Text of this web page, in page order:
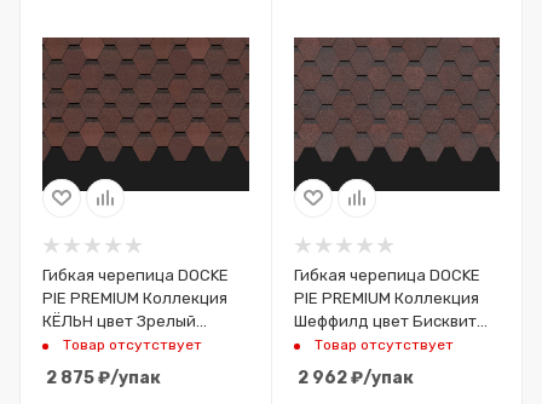
Гибкая черепица DOCKE
PIE PREMIUM Коллекция
КЁЛЬН цвет Зрелый
каштан 3м2
Товар отсутствует
2 875₽/упак
Гибкая черепица DOCKE
PIE PREMIUM Коллекция
Шеффилд цвет Бисквит
3м2Товар отсутствует
2 962₽/упак